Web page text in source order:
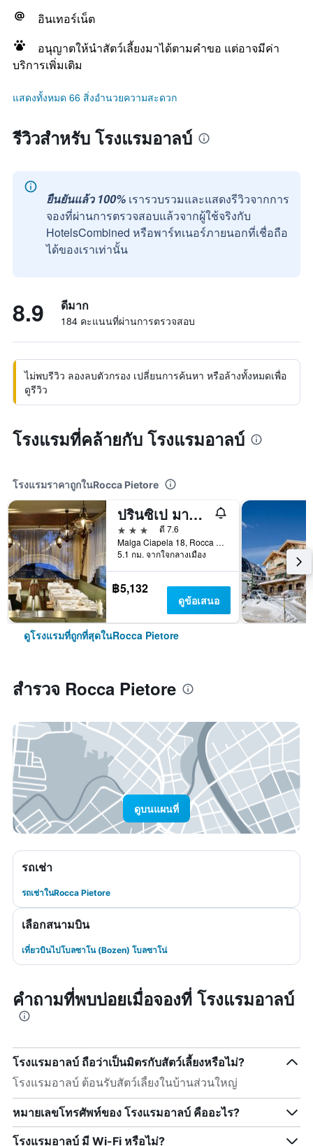
อินเทอร์เน็ต
อนุญาตให้นำสัตว์เลี้ยงมาได้ตามคำขอ แต่อาจมีค่า
บริการเพิ่มเติม
แสดงทั้งหมด 66 สิ่งอำนวยความสะดวก
รีวิวสำหรับ โรงแรมอาลบ์
ยืนยันแล้ว 100% เรารวบรวมและแสดงรีวิวจากการ
จองที่ผ่านการตรวจสอบแล้วจากผู้ใช้จริงกับ
HotelsCombined หรือพาร์ทเนอร์ภายนอกที่เชื่อถือ
ได้ของเราเท่านั้น
8.9 ดีมาก
184 คะแนนที่ผ่านการตรวจสอบ
ไม่พบรีวิว ลองลบตัวกรอง เปลี่ยนการค้นหา หรือล้างทั้งหมดเพื่อ
ดูรีวิว
โรงแรมที่คล้ายกับ โรงแรมอาลบ์
โรงแรมราคาถูกในRocca Pietore
ปรินซิเป มาร์โมลาดา
3 ดาว
ดี 7.6
Malga Ciapela 18, Rocca Pietore, เวเนโต, อิตาลี
5.1 กม. จากใจกลางเมือง
฿5,132
ดูข้อเสนอ
ดูโรงแรมที่ถูกที่สุดในRocca Pietore
สำรวจ Rocca Pietore
ดูบนแผนที่
รถเช่า
รถเช่าในRocca Pietore
เลือกสนามบิน
เที่ยวบินไปโบลซาโน (Bozen) โบลซาโน่
คำถามที่พบบ่อยเมื่อจองที่ โรงแรมอาลบ์
โรงแรมอาลบ์ ถือว่าเป็นมิตรกับสัตว์เลี้ยงหรือไม่?
โรงแรมอาลบ์ ต้อนรับสัตว์เลี้ยงในบ้านส่วนใหญ่
หมายเลขโทรศัพท์ของ โรงแรมอาลบ์ คืออะไร?
โรงแรมอาลบ์ มี Wi-Fi หรือไม่?